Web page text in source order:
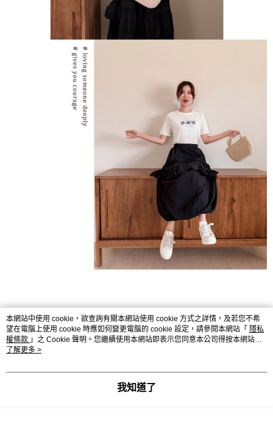
本網站中使用 cookie，欲查詢有關本網站使用 cookie 方式之詳情，及若您不希
望在電腦上使用 cookie 時應如何變更電腦的 cookie 設定，請參閱本網站「 隱私
權條款 」之 Cookie 聲明。您繼續使用本網站即表示您同意本公司得按本網站使
用條款之 Cookie 聲明使用 cookie。
了解更多 >
我知道了